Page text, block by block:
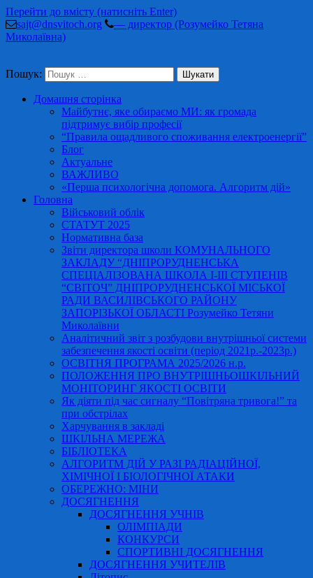
Перейти до вмісту (натисніть Enter)
sajt@dnsvitoch.org
— директор (Розумейко Тетяна
Миколаївна)
Пошук:
Домашня сторінка
Майбутнє, яке обираємо МИ: як громада
підтримує вибір професії
“Правила ощадливого споживання електроенергії”
Блог
Актуальне
ВАЖЛИВО
«Перша психологічна допомога. Алгоритм дій»
Головна
Військовий облік
СТАТУТ 2025
Нормативна база
Звіти директора школи КОМУНАЛЬНОГО
ЗАКЛАДУ “ДНІПРОРУДНЕНСЬКА
СПЕЦІАЛІЗОВАНА ШКОЛА І-ІІІ СТУПЕНІВ
“СВІТОЧ” ДНІПРОРУДНЕНСЬКОЇ МІСЬКОЇ
РАДИ ВАСИЛІВСЬКОГО РАЙОНУ
ЗАПОРІЗЬКОЇ ОБЛАСТІ Розумейко Тетяни
Миколаївни
Аналітичний звіт з розбудови внутрішньої системи
забезпечення якості освіти (період 2021р.-2023р.)
ОСВІТНЯ ПРОГРАМА 2025/2026 н.р.
ПОЛОЖЕННЯ ПРО ВНУТРІШНЬОШКІЛЬНИЙ
МОНІТОРИНГ ЯКОСТІ ОСВІТИ
Як діяти під час сигналу “Повітряна тривога!” та
при обстрілах
Харчування в закладі
ШКІЛЬНА МЕРЕЖА
БІБЛІОТЕКА
АЛГОРИТМ ДІЙ У РАЗІ РАДІАЦІЙНОЇ,
ХІМІЧНОЇ І БІОЛОГІЧНОЇ АТАКИ
ОБЕРЕЖНО: МІНИ
ДОСЯГНЕННЯ
ДОСЯГНЕННЯ УЧНІВ
ОЛІМПІАДИ
КОНКУРСИ
СПОРТИВНІ ДОСЯГНЕННЯ
ДОСЯГНЕННЯ УЧИТЕЛІВ